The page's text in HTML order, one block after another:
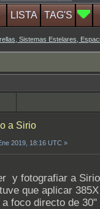
LISTA TAG'S
Sistemas Estelares,
a Sirio
2019, 18:16 UTC »
y fotografiar a
que aplicar
foco directo de